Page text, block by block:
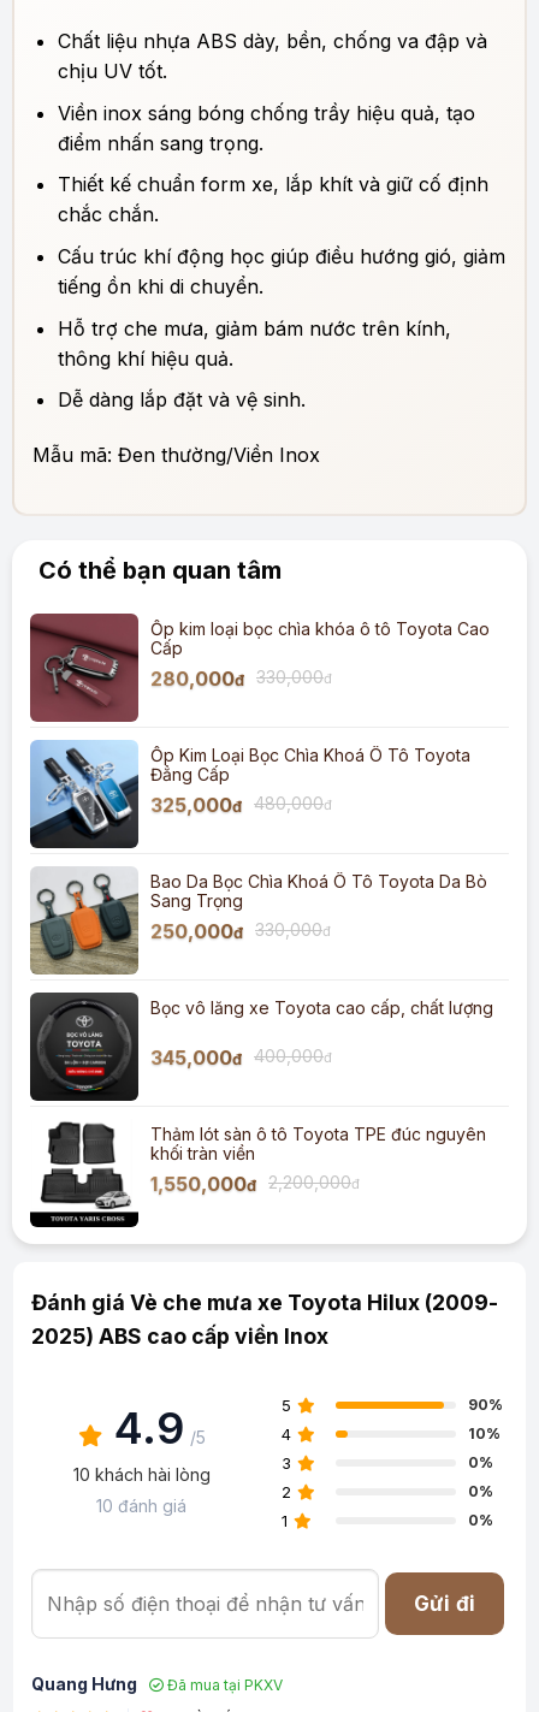
Chất liệu nhựa ABS dày, bền, chống va đập và
chịu UV tốt.
Viền inox sáng bóng chống trầy hiệu quả, tạo
điểm nhấn sang trọng.
Thiết kế chuẩn form xe, lắp khít và giữ cố định
chắc chắn.
Cấu trúc khí động học giúp điều hướng gió, giảm
tiếng ồn khi di chuyển.
Hỗ trợ che mưa, giảm bám nước trên kính,
thông khí hiệu quả.
Dễ dàng lắp đặt và vệ sinh.
Mẫu mã: Đen thường/Viền Inox
Có thể bạn quan tâm
Ốp kim loại bọc chìa khóa ô tô Toyota Cao
Cấp
280,000đ 330,000đ
Ốp Kim Loại Bọc Chìa Khoá Ô Tô Toyota
Đẳng Cấp
325,000đ 480,000đ
Bao Da Bọc Chìa Khoá Ô Tô Toyota Da Bò
Sang Trọng
250,000đ 330,000đ
Bọc vô lăng xe Toyota cao cấp, chất lượng
345,000đ 400,000đ
Thảm lót sàn ô tô Toyota TPE đúc nguyên
khối tràn viền
1,550,000đ 2,200,000đ
Đánh giá Vè che mưa xe Toyota Hilux (2009-
2025) ABS cao cấp viền Inox
4.9 /5
10 khách hài lòng
10 đánh giá
5 90%
4 10%
3 0%
2 0%
1 0%
Gửi đi
Quang Hưng
Đã mua tại PKXV